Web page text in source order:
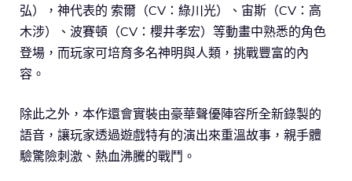
弘），神代表的 索爾（CV：綠川光）、宙斯（CV：高
木涉）、波賽頓（CV：櫻井孝宏）等動畫中熟悉的角色
登場，而玩家可培育多名神明與人類，挑戰豐富的內
容。
除此之外，本作還會實裝由豪華聲優陣容所全新錄製的
語音，讓玩家透過遊戲特有的演出來重溫故事，親手體
驗驚險刺激、熱血沸騰的戰鬥。